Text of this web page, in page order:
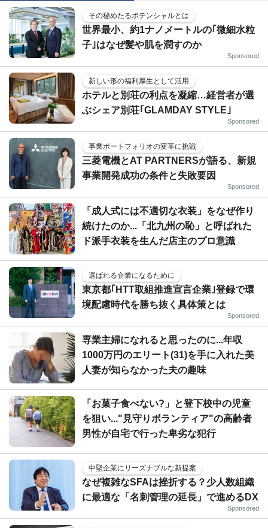
その秘めたるポテンシャルとは
世界最小、約1ナノメートルの｢微細水粒
子｣はなぜ髪や肌を潤すのか
Sponsored
新しい形の福利厚生として活用
ホテルと別荘の利点を凝縮…経営者が選
ぶシェア別荘｢GLAMDAY STYLE｣
Sponsored
事業ポートフォリオの変革に挑戦
三菱電機とAT PARTNERSが語る、新規
事業開発成功の条件と失敗要因
Sponsored
「成人式には不適切な衣装」をなぜ作り
続けたのか...「北九州の恥」と呼ばれた
ド派手衣装を生んだ店主のプロ意識
選ばれる企業になるために
東京都｢HTT取組推進宣言企業｣登録で環
境配慮時代を勝ち抜く具体策とは
Sponsored
専業主婦になれると思ったのに...年収
1000万円のエリート(31)を手に入れた美
人妻が知らなかった夫の趣味
「お菓子食べない?」と登下校中の児童
を狙い..."見守りボランティア"の高齢者
男性が自宅で行った卑劣な犯行
中堅企業にリーズナブルな新提案
なぜ複雑なSFAは挫折する？少人数組織
に最適な「名刺管理の延長」で進めるDX
Sponsored